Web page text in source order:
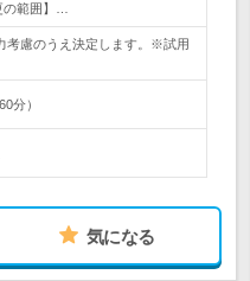
の範囲】…
考慮のうえ決定します。※試用
分）
気になる